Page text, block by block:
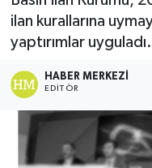
ilan kurallarına
yaptırımlar uyguladı.
HABER MERKEZI
EDITÖR